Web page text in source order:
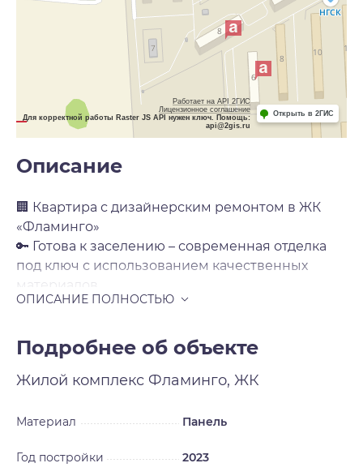
Работает на API 2ГИС
Лицензионное соглашение
Для корректной работы Raster JS API нужен ключ. Помощь:
api@2gis.ru
Открыть в 2ГИС
Описание
🏢 Квартира с дизайнерским ремонтом в ЖК
«Фламинго»
🔑 Готова к заселению – современная отделка
под ключ с использованием качественных
материалов.
✔ Преимущества квартиры:
семейных обедов и приёма гостей
Раздельный санузел – удобство для всей семьи
Качественная отделка (керамогранит, натяжные
Готовая электропроводка – розетки и
🌿 О микрорайоне:
Подробнее об объекте
Жилой комплекс Фламинго, ЖК
Материал Панель
Год постройки 2023